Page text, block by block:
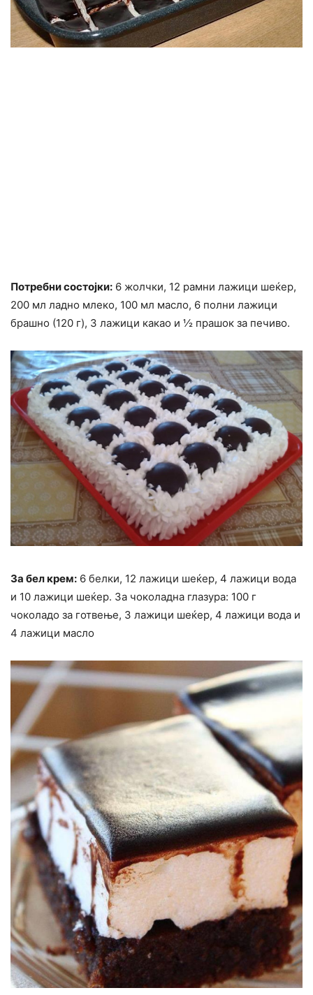
Потребни состојки: 6 жолчки, 12 рамни лажици шеќер,
200 мл ладно млеко, 100 мл масло, 6 полни лажици
брашно (120 г), 3 лажици какао и ½ прашок за печиво.
За бел крем: 6 белки, 12 лажици шеќер, 4 лажици вода
и 10 лажици шеќер. За чоколадна глазура: 100 г
чоколадо за готвење, 3 лажици шеќер, 4 лажици вода и
4 лажици масло